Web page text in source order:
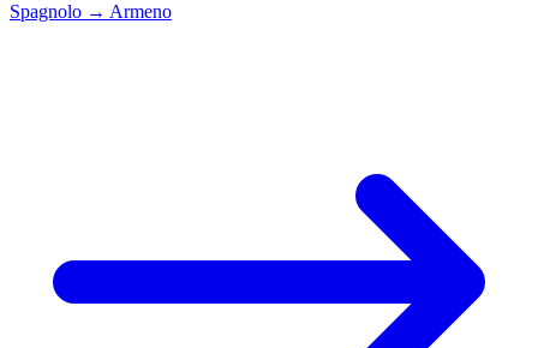
Spagnolo → Armeno